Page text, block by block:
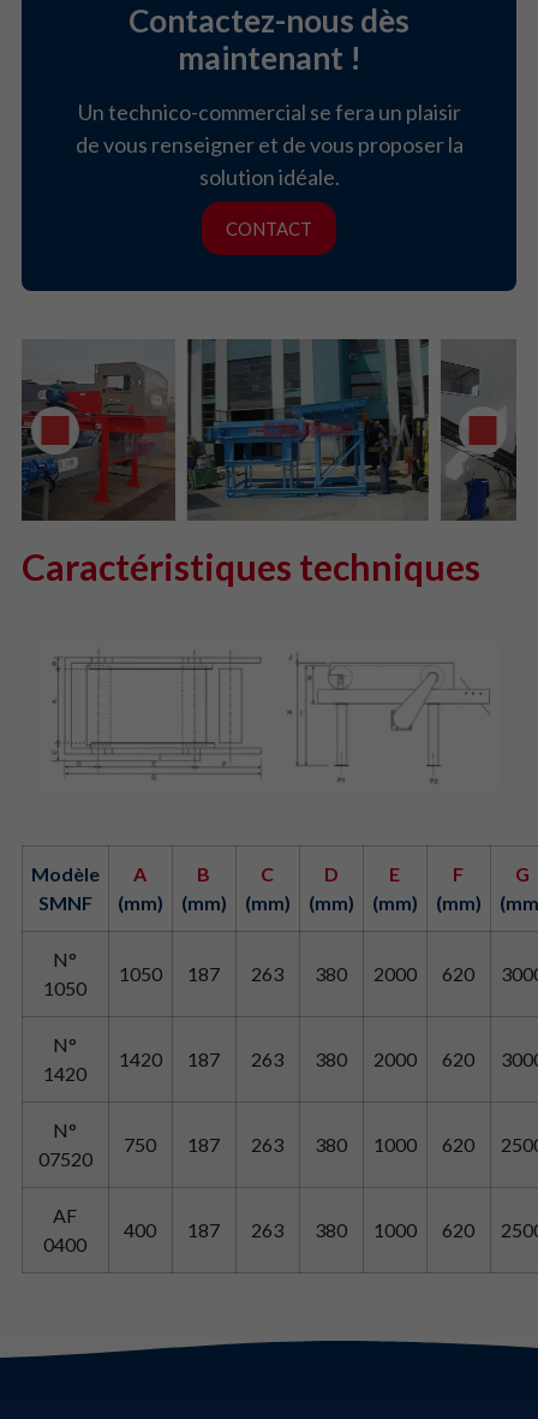
Contactez-nous dès
maintenant !
Un technico-commercial se fera un plaisir
de vous renseigner et de vous proposer la
solution idéale.
CONTACT
Caractéristiques techniques
Modèle
SMNF
A
(mm)
B
(mm)
C
(mm)
D
(mm)
E
(mm)
F
(mm)
G
N°
1050
1050 187 263 380 2000 620
N°
1420
1420 187 263 380 2000 620
N°
07520
750 187 263 380 1000 620
AF
0400
400 187 263 380 1000 620